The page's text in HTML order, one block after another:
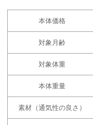
本体価格
対象月齢
対象体重
本体重量
素材（通気性の良さ）